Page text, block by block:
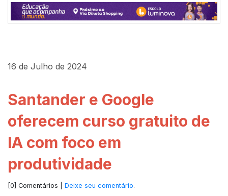
16 de Julho de 2024
Santander e Google
oferecem curso gratuito de
IA com foco em
produtividade
[0] Comentários | Deixe seu comentário.